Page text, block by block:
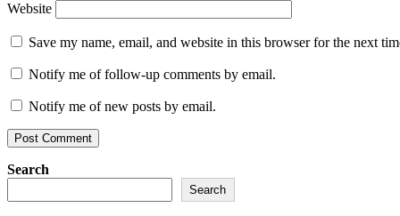
Website
Save my name, email, and website in this browser for the next
Notify me of follow-up comments by email.
Notify me of new posts by email.
Search
Search